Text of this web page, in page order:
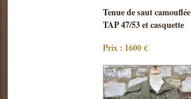
Consulter
cette pièce
Tenue de saut camouflée
TAP 47/53 et casquette
Prix : 1600 €